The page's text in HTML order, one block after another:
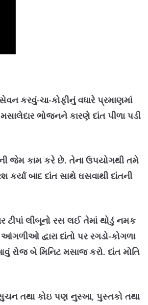
કરવું-ચા-કોફીનું વધારે પ્રમાણમાં
ભોજનને કારણે દાંત પીળા પડી
જેમ કામ કરે છે. તેના ઉપયોગથી તમે
કર્યા બાદ દાંત સાથે ઘસવાથી દાંતની
ટીપાં લીંબૂનો રસ લઈ તેમાં થોડું નમક
દ્વારા દાંતો પર રગડો-કોગળા
રોજ બે મિનિટ મસાજ કરો. દાંત મોતિ
તથા કોઇ પણ નુસ્ખા, પુસ્તકો તથા